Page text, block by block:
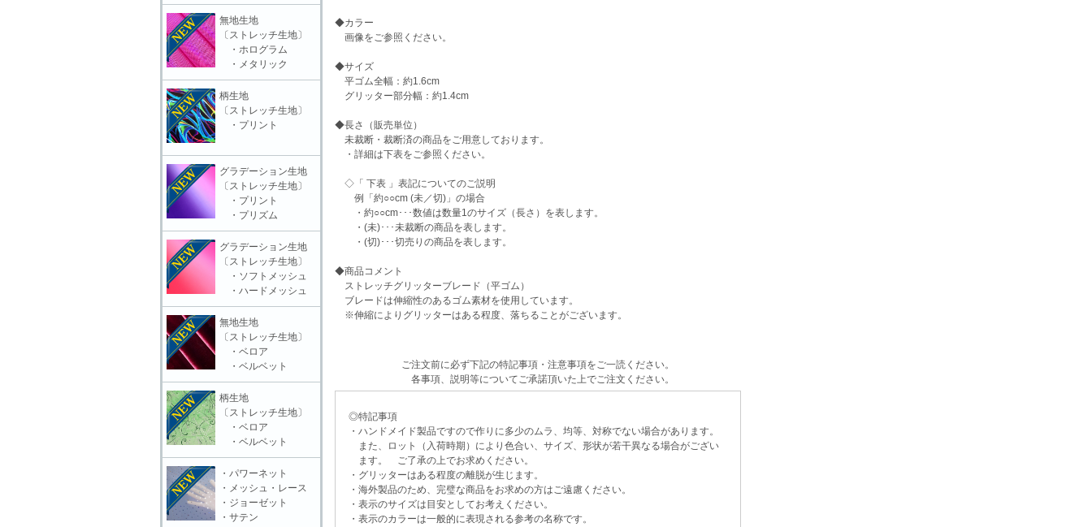
◆カラー
画像をご参照ください。
◆サイズ
平ゴム全幅：約1.6cm
グリッター部分幅：約1.4cm
◆長さ（販売単位）
未裁断・裁断済の商品をご用意しております。
・詳細は下表をご参照ください。
◇「 下表 」表記についてのご説明
例「約○○cm (未／切)」の場合
・約○○cm･･･数値は数量1のサイズ（長さ）を表します。
・(未)･･･未裁断の商品を表します。
・(切)･･･切売りの商品を表します。
◆商品コメント
ストレッチグリッターブレード（平ゴム）
ブレードは伸縮性のあるゴム素材を使用しています。
※伸縮によりグリッターはある程度、落ちることがございます。
ご注文前に必ず下記の特記事項・注意事項をご一読ください。
各事項、説明等についてご承諾頂いた上でご注文ください。
◎特記事項
・ハンドメイド製品ですので作りに多少のムラ、均等、対称でない場合があります。
また、ロット（入荷時期）により色合い、サイズ、形状が若干異なる場合がござい
ます。 ご了承の上でお求めください。
・グリッターはある程度の離脱が生じます。
・海外製品のため、完璧な商品をお求めの方はご遠慮ください。
・表示のサイズは目安としてお考えください。
・表示のカラーは一般的に表現される参考の名称です。
無地生地
〔ストレッチ生地〕
・ホログラム
・メタリック
柄生地
〔ストレッチ生地〕
・プリント
グラデーション生地
〔ストレッチ生地〕
・プリント
・プリズム
グラデーション生地
〔ストレッチ生地〕
・ソフトメッシュ
・ハードメッシュ
無地生地
〔ストレッチ生地〕
・ベロア
・ベルベット
柄生地
〔ストレッチ生地〕
・ベロア
・ベルベット
・パワーネット
・メッシュ・レース
・ジョーゼット
・サテン